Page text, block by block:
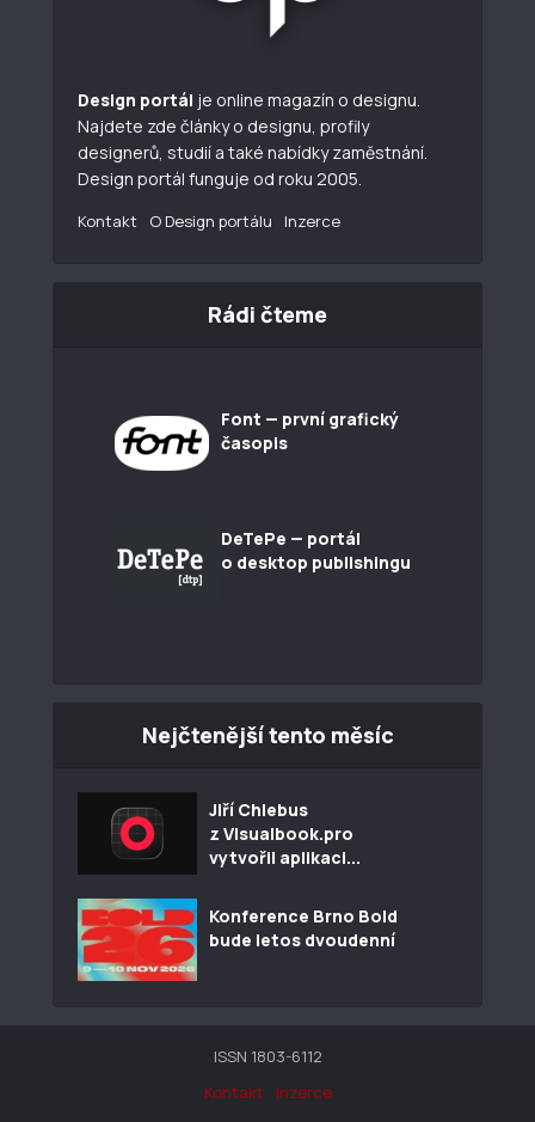
Design portál je online magazín o designu.
Najdete zde články o designu, profily
designerů, studií a také nabídky zaměstnání.
Design portál funguje od roku 2005.
Kontakt O Design portálu Inzerce
Rádi čteme
Font — první grafický
časopis
DeTePe — portál
o desktop publishingu
Nejčtenější tento měsíc
Jiří Chlebus
z Visualbook.pro
vytvořil aplikaci...
Konference Brno Bold
bude letos dvoudenní
ISSN 1803-6112
Kontakt
Inzerce